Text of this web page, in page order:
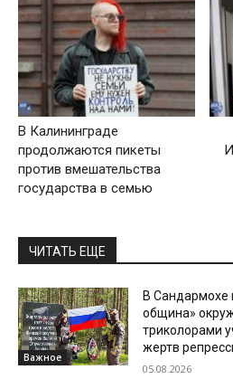
В Калининграде
продолжаются пикеты
против вмешательства
государства в семью
ЧИТАТЬ ЕЩЕ
Важное
В Сандармохе
община»
триколорами
жертв
05.08.2026